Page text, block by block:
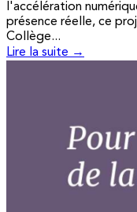
l'accélération
présence réelle, ce
Collège...
Lire la suite →